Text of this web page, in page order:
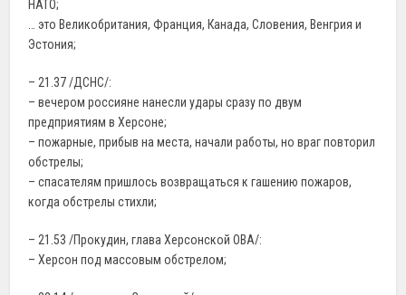
НАТО;
… это Великобритания, Франция, Канада, Словения, Венгрия и
Эстония;
– 21.37 /ДСНС/:
– вечером россияне нанесли удары сразу по двум
предприятиям в Херсоне;
– пожарные, прибыв на места, начали работы, но враг повторил
обстрелы;
– спасателям пришлось возвращаться к гашению пожаров,
когда обстрелы стихли;
– 21.53 /Прокудин, глава Херсонской ОВА/:
– Херсон под массовым обстрелом;